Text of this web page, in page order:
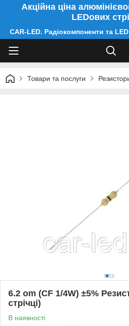
Акційна ціна
LEDових
CAR-LED. Радіокомпоненти та
Товари та послуги
6.2 om (CF 1/4W) ±5%
стрічці)
В наявності